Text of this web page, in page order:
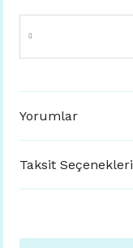
Yorumlar
Taksit Seçenekleri